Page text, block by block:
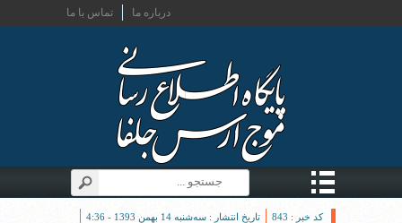
تماس با ما درباره ما
کد خبر : 843
تاریخ انتشار : سه‌شنبه 14 بهمن 1393 - 4:36